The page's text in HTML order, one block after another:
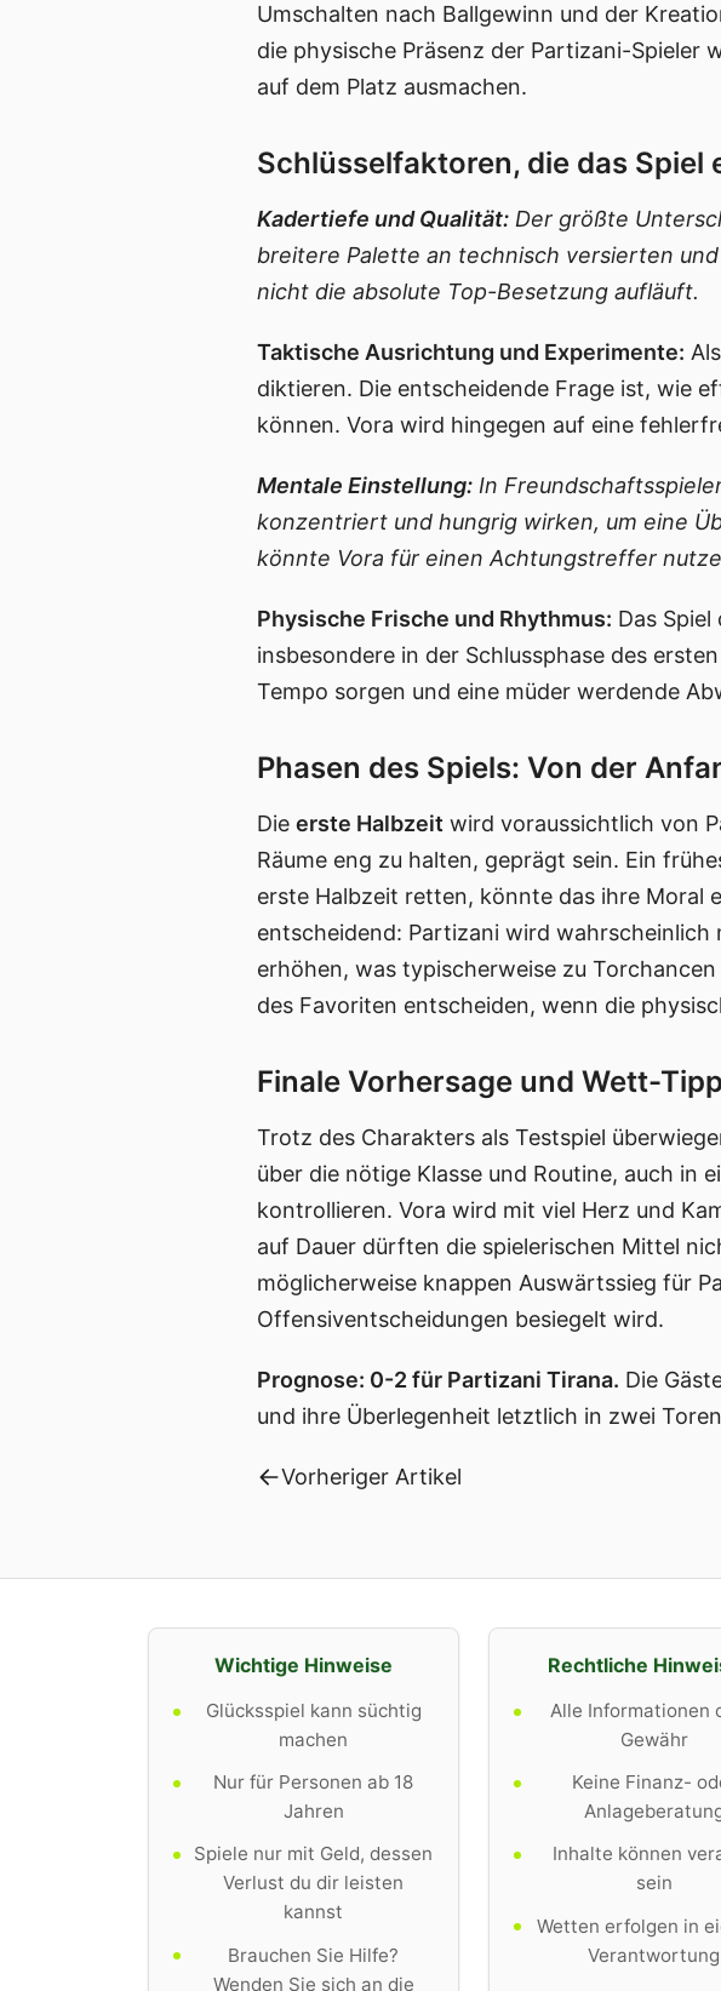
Umschalten nach Ballgewinn und der
die physische Präsenz der Partizani-Spieler
auf dem Platz ausmachen.
Schlüsselfaktoren, die das Spiel
Kadertiefe und Qualität: Der größte
breitere Palette an technisch versierten
nicht die absolute Top-Besetzung aufläuft.
Taktische Ausrichtung und Experimente:
diktieren. Die entscheidende Frage ist, wie
können. Vora wird hingegen auf eine
Mentale Einstellung: In
konzentriert und hungrig wirken, um eine
könnte Vora für einen Achtungstreffer
Physische Frische und Rhythmus: Das
insbesondere in der Schlussphase des
Tempo sorgen und eine müder werdende
Phasen des Spiels: Von der
Die erste Halbzeit wird voraussichtlich von
Räume eng zu halten, geprägt sein. Ein
erste Halbzeit retten, könnte das ihre Moral
entscheidend: Partizani wird
erhöhen, was typischerweise zu
des Favoriten entscheiden, wenn die
Finale Vorhersage und Wett-Tipp
Trotz des Charakters als Testspiel
über die nötige Klasse und Routine, auch in
kontrollieren. Vora wird mit viel Herz und
auf Dauer dürften die spielerischen Mittel
möglicherweise knappen Auswärtssieg für
Offensiventscheidungen besiegelt wird.
Prognose: 0-2 für Partizani Tirana. Die
und ihre Überlegenheit letztlich in zwei
Vorheriger Artikel
Wichtige Hinweise
Glücksspiel kann süchtig
machen
Nur für Personen ab 18
Jahren
Spiele nur mit Geld, dessen
Verlust du dir leisten
kannst
Brauchen Sie Hilfe?
Wenden Sie sich an die
Rechtliche
Alle Informationen
Gewähr
Keine Finanz-
Inhalte können
sein
Wetten erfolgen in
Verantwortung